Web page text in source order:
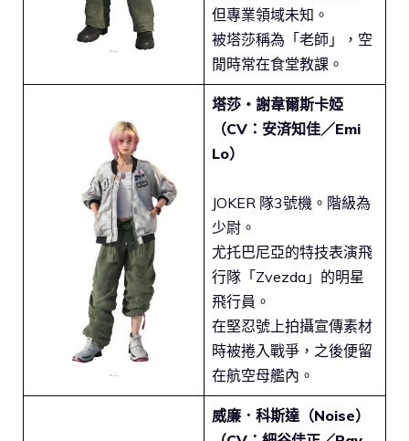
但專業領域未知。
被塔莎稱為「老師」，空
閒時常在食堂教課。
塔莎・謝韋爾斯卡婭
（CV：安済知佳／Emi
Lo）
JOKER 隊3號機。階級為
少尉。
尤托巴尼亞的特技表演飛
行隊「Zvezda」的明星
飛行員。
在堅忍號上拍攝宣傳素材
時被捲入戰爭，之後便留
在航空母艦內。
威廉．科斯達（Noise）